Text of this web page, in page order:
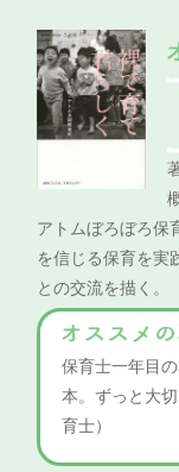
アトムぼろぼろ保
を信じる保育を実
との交流を描く。
保育士一年目
本。ずっと大
育士）